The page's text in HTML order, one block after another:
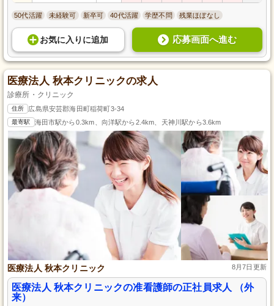
50代活躍 未経験可 新卒可 40代活躍 学歴不問 残業ほぼなし
お気に入り に追加 応募画面へ進む
医療法人 秋本クリニックの求人
診療所・クリニック
住所 広島県安芸郡海田町稲荷町3-34
最寄駅 海田市駅から0.3km、向洋駅から2.4km、天神川駅から3.6km
医療法人 秋本クリニック 8月7日更新
医療法人 秋本クリニックの准看護師の正社員求人 （外
来）